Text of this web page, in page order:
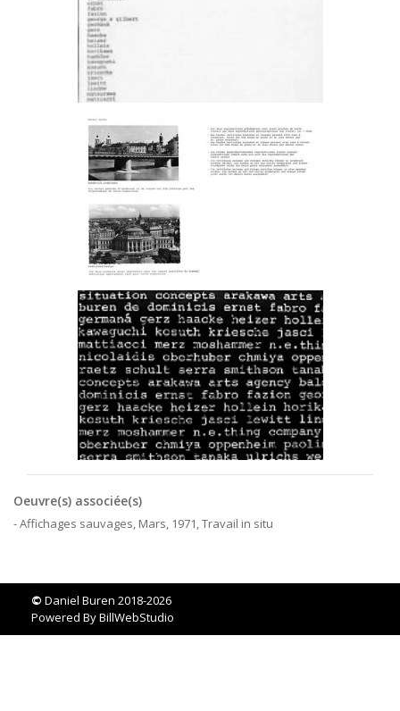
Oeuvre(s) associée(s)
- Affichages sauvages, Mars, 1971, Travail in situ
© Daniel Buren 2018-2026
Powered ByBillWebStudio